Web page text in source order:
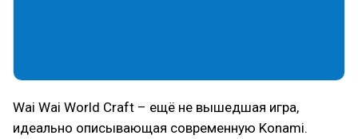
Wai Wai World Craft – ещё не вышедшая игра,
идеально описывающая современную Konami.